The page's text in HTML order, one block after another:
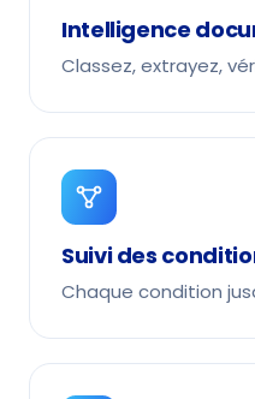
Intelligence
Classez, extrayez,
Suivi des
Chaque condition